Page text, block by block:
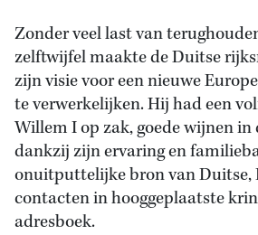
Zonder veel last van
zelftwijfel maakte de Duitse
zijn visie voor een nieuwe
te verwerkelijken. Hij had een
Willem I op zak, goede wijnen in
dankzij zijn ervaring en
onuitputtelijke bron van Duitse,
contacten in hooggeplaatste
adresboek.